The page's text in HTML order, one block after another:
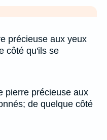
précieuse aux yeux
côté qu'ils se
pierre précieuse aux
de quelque côté